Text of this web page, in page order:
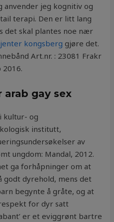
anvender jeg kognitiv og
terapi. Den er litt lang
det skal plantes noe nær
kongsberg gjøre det.
Art.nr. : 23081 Frakr
2016.
arab gay sex
kultur- og
institutt,
av
ungdom: Mandal, 2012.
ga forhåpninger om at
godt dyrehold, mens det
begynte å gråte, og at
for dyr satt
er et eviggrønt bartre